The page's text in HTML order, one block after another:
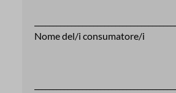
Nome del/i consumatore/i